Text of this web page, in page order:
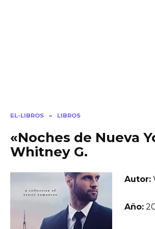
EL-LIBROS » LIBROS
«Noches de Nueva
Whitney G.
Autor:
Año: